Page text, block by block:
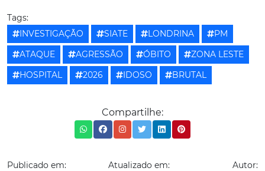
Tags:
INVESTIGAÇÃO
SIATE LONDRINA
PM
ATAQUE
AGRESSÃO ÓBITO
ZONA LESTE
HOSPITAL
2026 IDOSO BRUTAL
Compartilhe:
Publicado em: Atualizado em: Autor: